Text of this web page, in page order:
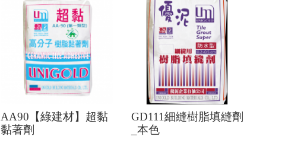
AA90【綠建材】超黏
黏著劑
GD111細縫樹脂填縫劑
_本色